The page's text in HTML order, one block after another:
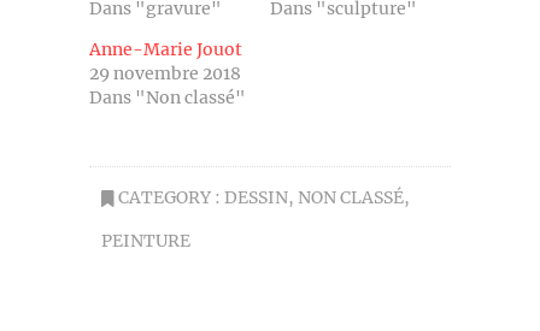
Dans "gravure"
Dans "sculpture"
Anne-Marie Jouot
29 novembre 2018
Dans "Non classé"
CATEGORY : DESSIN, NON CLASSÉ,
PEINTURE